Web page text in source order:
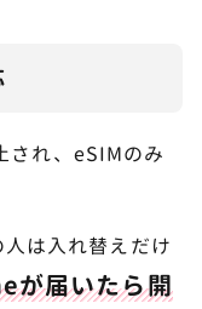
れ、eSIMのみ
は入れ替えだけ
が届いたら開